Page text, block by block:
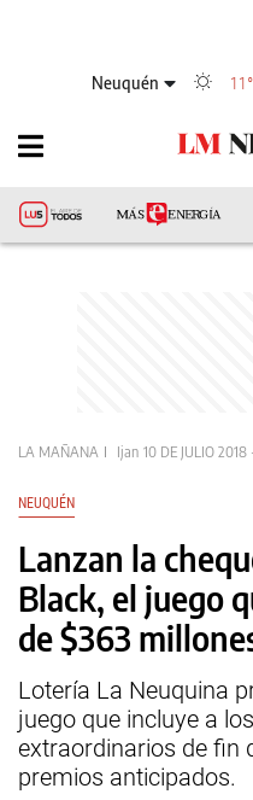
Neuquén 11°
LA MAÑANA Ijan 10 DE JULIO 2018
NEUQUÉN
Lanzan la
Black, el juego
de $363
Lotería La Neuquina
juego que incluye a
extraordinarios de fin
premios anticipados.